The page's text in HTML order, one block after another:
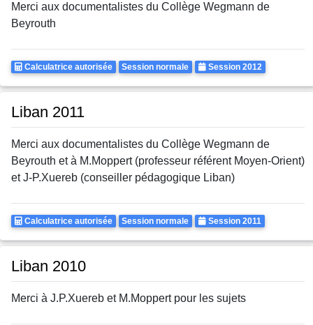
Merci aux documentalistes du Collège Wegmann de
Beyrouth
Calculatrice
Calculatrice autorisée Rattrapages
Session normale Annee
Session 2012
Liban 2011
Merci aux documentalistes du Collège Wegmann de
Beyrouth et à M.Moppert (professeur référent Moyen-Orient)
et J-P.Xuereb (conseiller pédagogique Liban)
Calculatrice
Calculatrice autorisée Rattrapages
Session normale Annee
Session 2011
Liban 2010
Merci à J.P.Xuereb et M.Moppert pour les sujets